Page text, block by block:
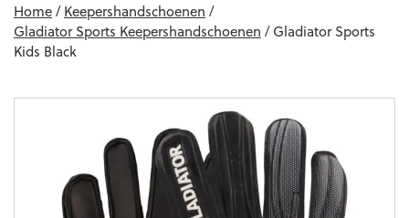
content
Home/Keepershandschoenen /
Gladiator Sports Keepershandschoenen / Gladiator Sports
Kids Black